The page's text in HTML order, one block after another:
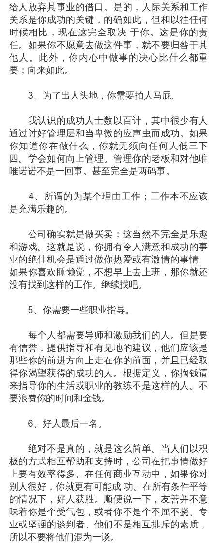
给人放弃其事业的借口。是的，人际关系和工作
关系是你成功的关键，的确如此，但和以往任何
时候相比，现在这完全取决 于你。这是你的责
任。如果你不愿意去做这件事，就不要归咎于其
他人。此外，你内心中做事的决心比什么都重
要；向来如此。
3、为了出人头地，你需要拍人马屁。
我认识的成功人士数以百计，其中很少有人
通过讨好管理层和当卑微的应声虫而成功。如果
你知道你在做什么，你就无须向任何人低三下
四。学会如何向上管理。管理你的老板和对他唯
唯诺诺不是一回事。甚至完全是两码事。
4、所谓的为某个理由工作；工作本不应该
是充满乐趣的。
公司确实就是做买卖；这当然不完全是乐趣
和游戏。这就是说，你拥有令人满意和成功的事
业的绝佳机会是通过做你热爱或有激情的事情。
如果你喜欢睡懒觉，不想早上去上班，那你就还
没有找到这样的工作。继续找吧。
5、你需要一些职业指导。
每个人都需要导师和激励我们的人。但是要
有信誉，提供指导和有见地的建议，他们应该是
那些你的前进方向上走在你的前面，并且已经取
得你渴望获得的成功的人。根据定义，你掏钱请
来指导你的生活或职业的教练不是这样的人。不
要浪费你的时间和金钱。
6、好人最后一名。
绝对不是真的，就是这么简单。当人们以积
极的方式相互帮助和支持时，公司在把事情做好
上要有效率得多。在任何商业互动中，如果你对
别人很好，你就更有可能成 功。在所有条件平等
的情况下，好人获胜。顺便说一下，友善并不意
味着你是个受气包，或者你不是个不屈不挠、专
业或坚强的谈判者。他们不是相互排斥的素质，
所以不要将他们混为一谈。